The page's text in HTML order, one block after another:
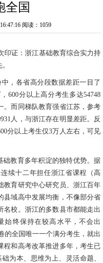
全国
阅读：1059
证：浙江基础教育综合实力持
，各省高分段数据差距一目了
600分以上高分考生多达54748
。而同梯队教育强省江苏，参考
人，与浙江存在明显差距。反
分以上考生仅3万人左右，可见
教育多年积淀的独特优势。据
续十二年担任浙江省课程（高
教育研究中心研究员、浙江百年
县域高中发展均衡，不像部分省
校。浙江的多数县市都能走出
始终保持在较高水平，不会出
的全国唯一一个满分考生，就出
程和高考改革推进多年，考生已
为本、思维为上、灵活命题、